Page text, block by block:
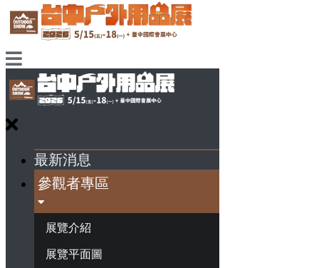
最新消息
參觀者專區
展覽介紹
展覽平面圖